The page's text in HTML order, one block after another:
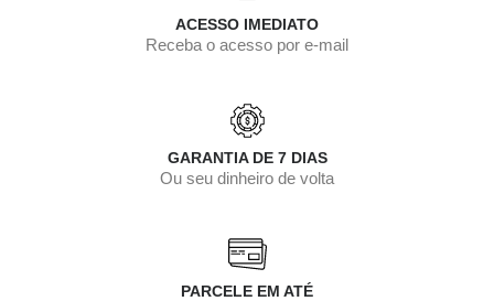
ACESSO IMEDIATO
Receba o acesso por e-mail
GARANTIA DE 7 DIAS
Ou seu dinheiro de volta
PARCELE EM ATÉ